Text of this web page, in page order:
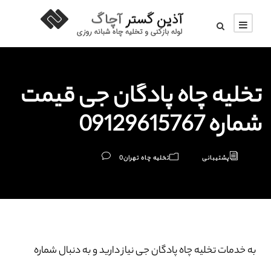
تخلیه چاه پادگان جی قیمت
شماره 09129615767
پشتیبانی تخلیه چاه تهران0
به خدمات تخلیه چاه پادگان جی نیاز دارید و به دنبال شماره